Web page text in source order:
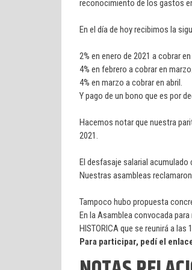
reconocimiento de los gastos
En el día de hoy recibimos la
2% en enero de 2021 a cobrar
4% en febrero a cobrar en marzo.
4% en marzo a cobrar en abril.
Y pago de un bono que es por
Hacemos notar que nuestra
2021.
El desfasaje salarial acumulado
Nuestras asambleas reclamaron
Tampoco hubo propuesta
En la Asamblea convocada
HISTORICA que se reunirá a las
Para participar, pedí el